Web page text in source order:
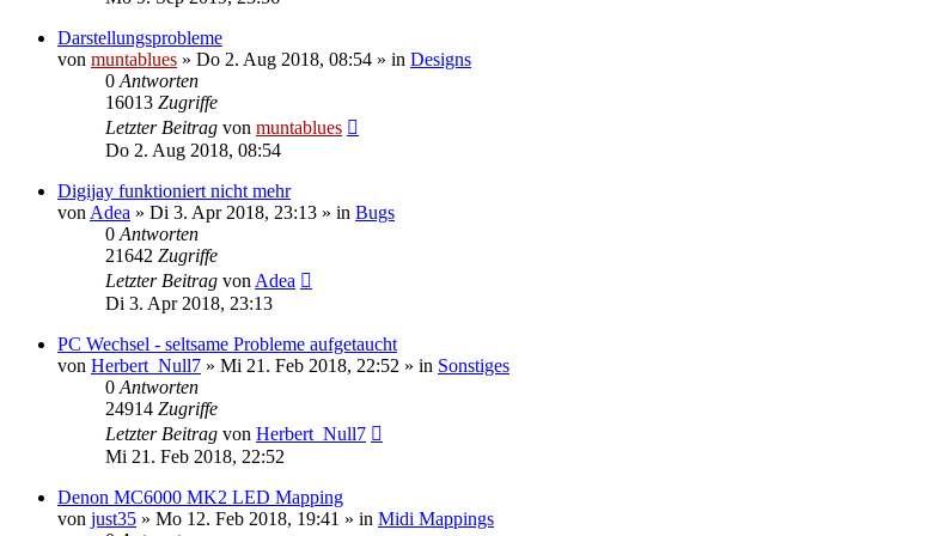
Darstellungsprobleme
von muntablues » Do 2. Aug 2018, 08:54 » in Designs
0 Antworten
16013 Zugriffe
Letzter Beitrag von muntablues
Do 2. Aug 2018, 08:54
Digijay funktioniert nicht mehr
von Adea » Di 3. Apr 2018, 23:13 » in Bugs
0 Antworten
21642 Zugriffe
Letzter Beitrag von Adea
Di 3. Apr 2018, 23:13
PC Wechsel - seltsame Probleme aufgetaucht
von Herbert_Null7 » Mi 21. Feb 2018, 22:52 » in Sonstiges
0 Antworten
24914 Zugriffe
Letzter Beitrag von Herbert_Null7
Mi 21. Feb 2018, 22:52
Denon MC6000 MK2 LED Mapping
von just35 » Mo 12. Feb 2018, 19:41 » in Midi Mappings